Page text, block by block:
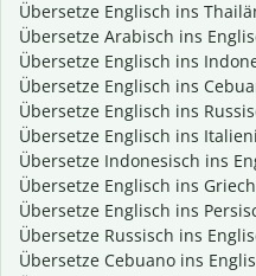
Übersetze Englisch ins
Übersetze Arabisch ins
Übersetze Englisch ins
Übersetze Englisch ins
Übersetze Englisch ins
Übersetze Englisch ins
Übersetze Indonesisch ins
Übersetze Englisch ins
Übersetze Englisch ins
Übersetze Russisch ins
Übersetze Cebuano ins